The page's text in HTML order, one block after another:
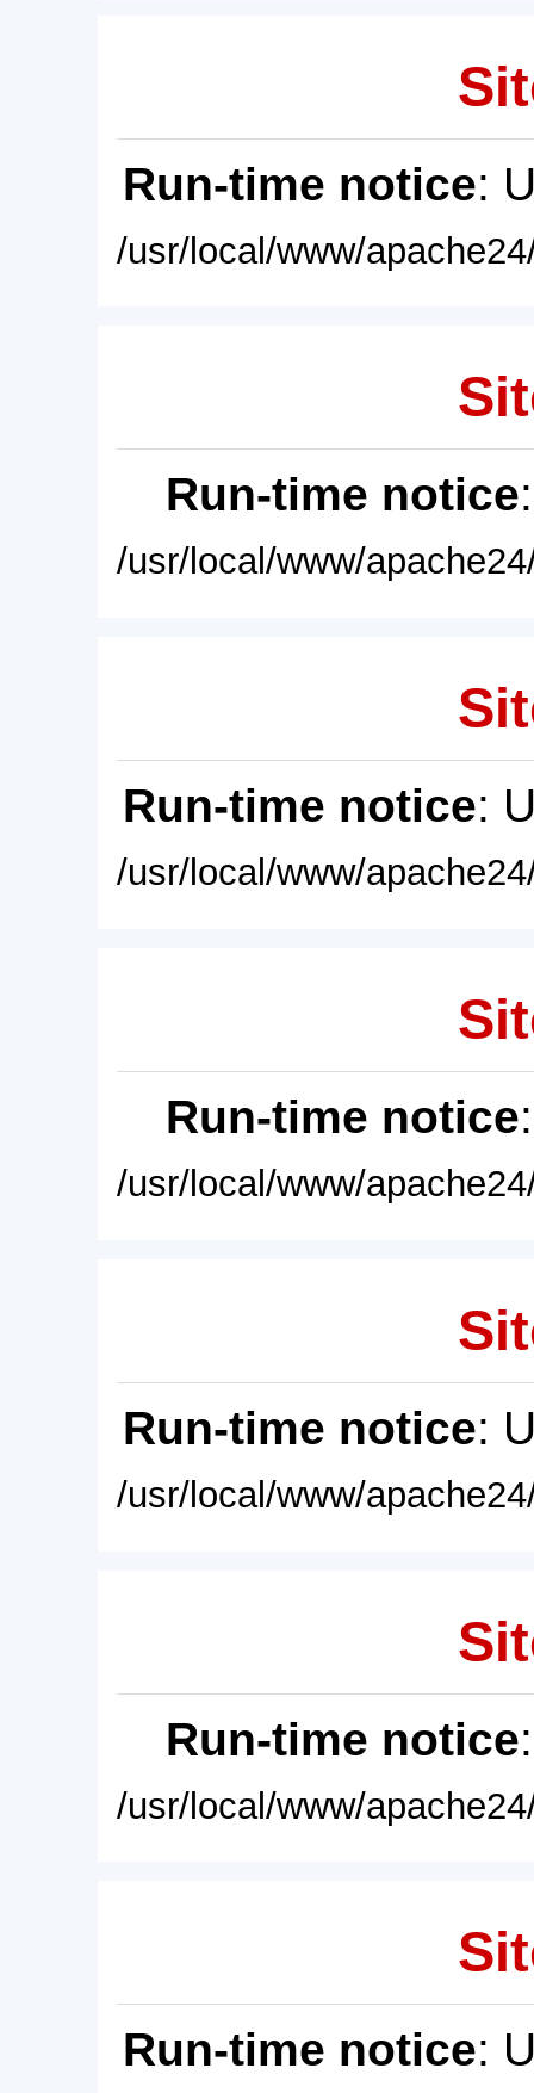
Run-time notice:
/usr/local/www/
Run-time notice
/usr/local/www/
Run-time notice:
/usr/local/www/
Run-time notice
/usr/local/www/
Run-time notice:
/usr/local/www/
Run-time notice
/usr/local/www/
Run-time notice: